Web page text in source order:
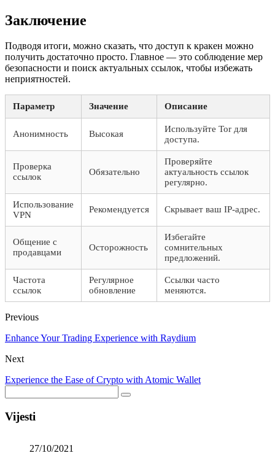
Заключение
Подводя итоги, можно сказать, что доступ к кракен можно
получить достаточно просто. Главное — это соблюдение мер
безопасности и поиск актуальных ссылок, чтобы избежать
неприятностей.
Параметр Значение Описание
Анонимность Высокая
Используйте Tor для
доступа.
Проверка
ссылок
Обязательно
Проверяйте
актуальность ссылок
регулярно.
Использование
VPN
Рекомендуется Скрывает ваш IP-адрес.
Общение с
продавцами
Осторожность
Избегайте
сомнительных
предложений.
Частота
ссылок
Регулярное
обновление
Ссылки часто
меняются.
Previous
Enhance Your Trading Experience with Raydium
Next
Experience the Ease of Crypto with Atomic Wallet
Vijesti
27/10/2021